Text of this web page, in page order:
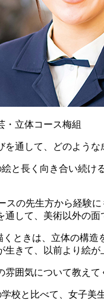
・立体コース梅組
を通して、どのような
と長く向き合い続け
スの先生方から経験
通して、美術以外の面
くときは、立体の構造
生きて、以前より絵が
雰囲気について教えて
学校と比べて、女子美